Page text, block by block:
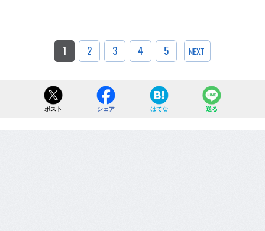
1 2 3 4 5 NEXT
ポスト シェア はてな 送る